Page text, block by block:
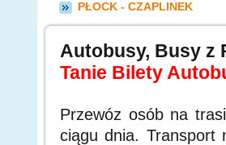
PŁOCK - CZAPLINEK
Autobusy, Busy z
Tanie Bilety
Przewóz osób na
ciągu dnia. Transport